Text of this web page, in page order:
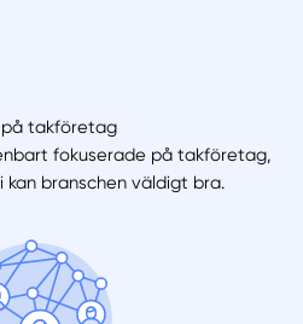
på takföretag
fokuserade på takföretag,
branschen väldigt bra.